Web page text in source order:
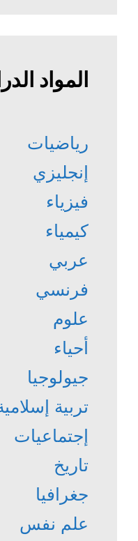
المواد
رياضيات
إنجليزي
فيزياء
كيمياء
عربي
فرنسي
علوم
أحياء
جيولوجيا
تربية
إجتماعيات
تاريخ
جغرافيا
علم نفس